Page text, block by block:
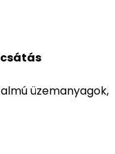
üzemanyagok,